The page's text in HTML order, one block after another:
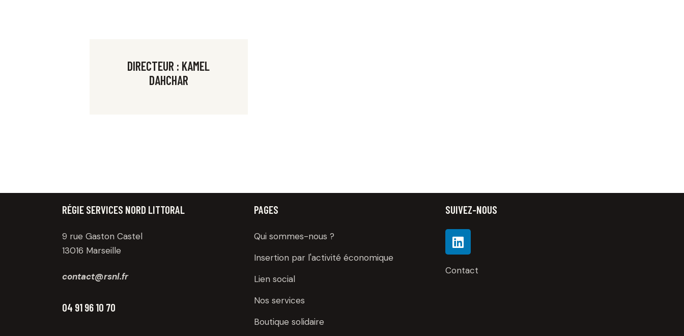
DIRECTEUR : KAMEL
DAHCHAR
RÉGIE SERVICES NORD LITTORAL
9 rue Gaston Castel
13016 Marseille
contact@rsnl.fr
04 91 96 10 70
PAGES
Qui sommes-nous ?
Insertion par l'activité économique
Lien social
Nos services
Boutique solidaire
SUIVEZ-NOUS
Contact